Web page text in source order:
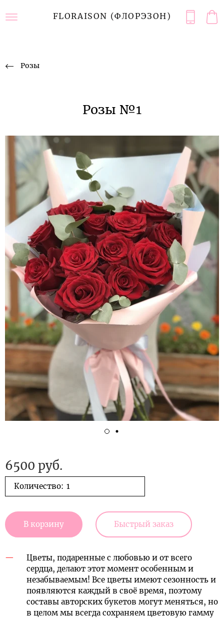
FLORAISON (ФЛОРЭЗОН)
Розы
Розы №1
6500 руб.
Количество:
В корзину Быстрый заказ
Цветы, подаренные с любовью и от всего
сердца, делают этот момент особенным и
незабываемым! Все цветы имеют сезонность и
появляются каждый в своё время, поэтому
составы авторских букетов могут меняться, но
в целом мы всегда сохраняем цветовую гамму